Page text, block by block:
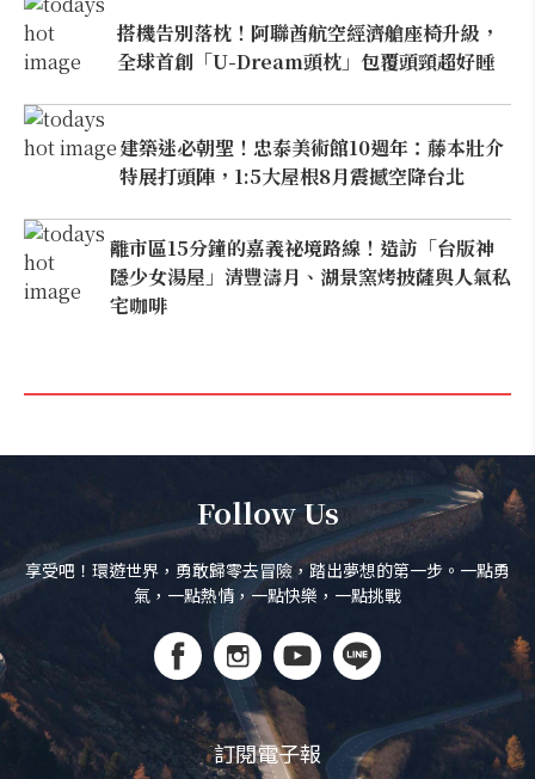
搭機告別落枕！阿聯酋航空經濟艙座椅升級，
全球首創「U-Dream頭枕」包覆頭頸超好睡
建築迷必朝聖！忠泰美術館10週年：藤本壯介
特展打頭陣，1:5大屋根8月震撼空降台北
離市區15分鐘的嘉義祕境路線！造訪「台版神
隱少女湯屋」清豐濤月、湖景窯烤披薩與人氣私
宅咖啡
Follow Us
享受吧！環遊世界，勇敢歸零去冒險，踏出夢想的第一步。一點勇
氣，一點熱情，一點快樂，一點挑戰
訂閱電子報